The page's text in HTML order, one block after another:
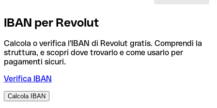
IBAN per Revolut
Calcola o verifica l'IBAN di Revolut gratis. Comprendi la
struttura, e scopri dove trovarlo e come usarlo per
pagamenti sicuri.
Verifica IBAN
Calcola IBAN